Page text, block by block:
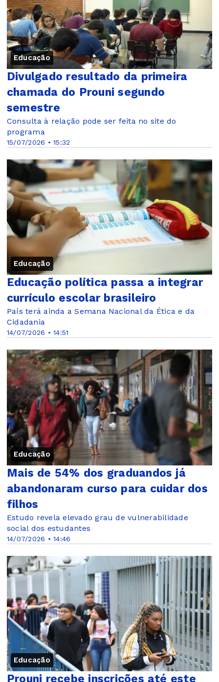
Educação
15/07/2026 • 15:32
Divulgado resultado da primeira
chamada do Prouni segundo
semestre
Consulta à relação pode ser feita no site do
programa
Educação
14/07/2026 • 14:51
Educação política passa a integrar
currículo escolar brasileiro
País terá ainda a Semana Nacional da Ética e da
Cidadania
Educação
14/07/2026 • 14:46
Mais de 54% dos graduandos já
abandonaram curso para cuidar dos
filhos
Estudo revela elevado grau de vulnerabilidade
social dos estudantes
Educação
Prouni recebe inscrições até este